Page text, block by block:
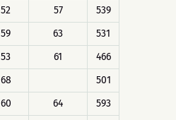
52 57
539
59 63
531
53 61
466
68
501
60 64
593